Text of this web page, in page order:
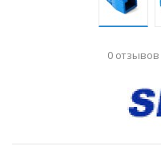
0 отзывов